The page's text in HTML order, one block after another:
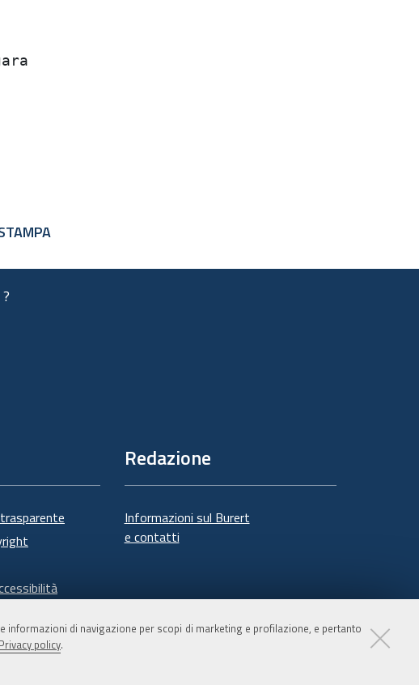
informazioni di navigazione per scopi di marketing e profilazione, e pertanto
Privacy policy.
Ravenna,
la gara
Ferri.
Redazione
Informazioni sul Burert
e contatti